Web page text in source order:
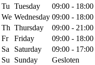
Tu Tuesday 09:00 - 18:00
We Wednesday 09:00 - 18:00
Th Thursday 09:00 - 21:00
Fr
Friday 09:00 - 18:00
Sa
Saturday 09:00 - 17:00
Su
Sunday Gesloten